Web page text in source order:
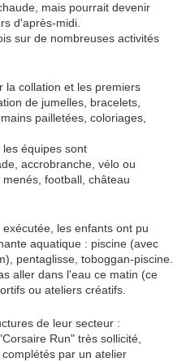
mais pourrait devenir
d'après-midi.
sur de nombreuses activités
la collation et les premiers
de jumelles, bracelets,
pailletées, coloriages,
équipes sont
accrobranche, vélo ou
football, château
les enfants ont pu
aquatique : piscine (avec
pentaglisse, toboggan-piscine.
aller dans l'eau ce matin (ce
ou ateliers créatifs.
de leur secteur :
Run" très sollicité,
par un atelier